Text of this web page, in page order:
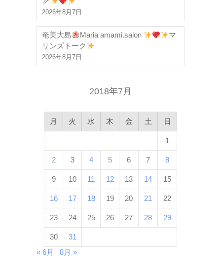
2026年8月7日
奄美大島 Maria amami.salon
マ
リンズトーク
2026年8月7日
2018年7月
月 火 水 木 金 土 日
1
2 3 4 5 6 7 8
9 10 11 12 13 14 15
16 17 18 19 20 21 22
23 24 25 26 27 28 29
30
31
« 6月
8月 »